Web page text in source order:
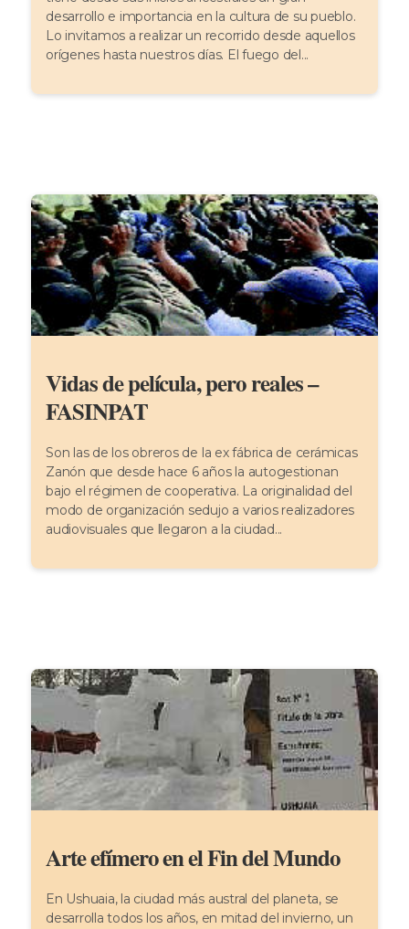
desarrollo e importancia en la cultura de su pueblo.
Lo invitamos a realizar un recorrido desde aquellos
orígenes hasta nuestros días. El fuego del...
Vidas de película, pero reales –
FASINPAT
Son las de los obreros de la ex fábrica de cerámicas
Zanón que desde hace 6 años la autogestionan
bajo el régimen de cooperativa. La originalidad del
modo de organización sedujo a varios realizadores
audiovisuales que llegaron a la ciudad...
Arte efímero en el Fin del Mundo
En Ushuaia, la ciudad más austral del planeta, se
desarrolla todos los años, en mitad del invierno, un